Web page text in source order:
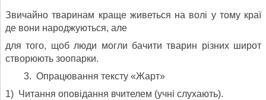
Звичайно тваринам краще живеться на волі у тому краї
де вони народжуються, але
для того, щоб люди могли бачити тварин різних широт
створюють зоопарки.
Опрацювання тексту «Жарт»
1) Читання оповідання вчителем (учні слухають).